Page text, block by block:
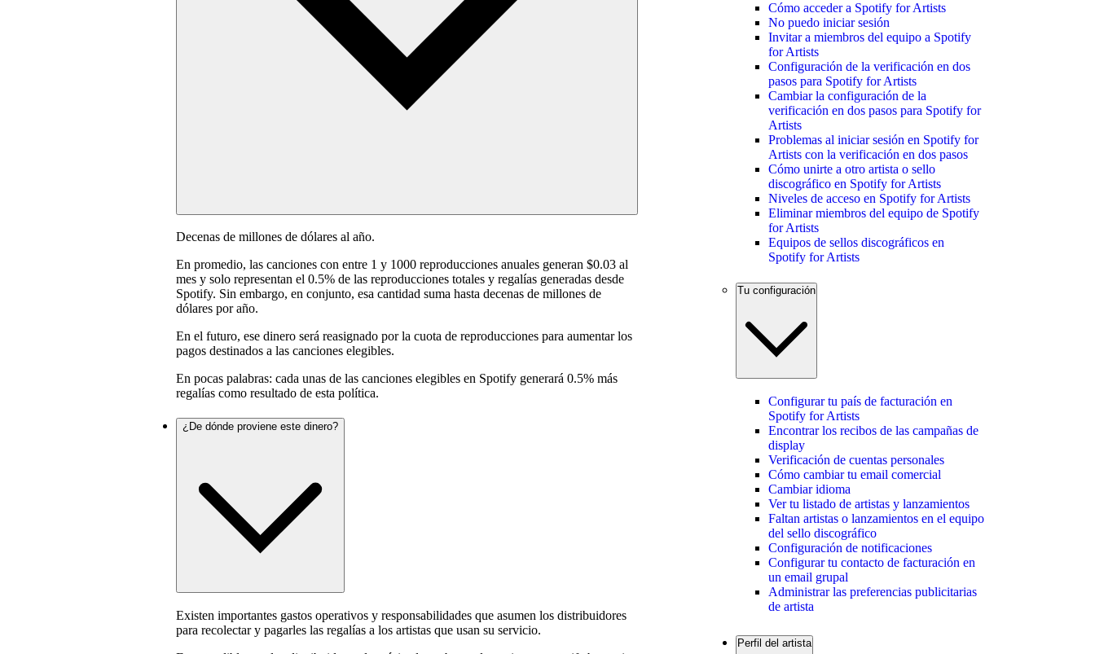
Decenas de millones de dólares al año.
En promedio, las canciones con entre 1 y 1000 reproducciones anuales generan $0.03 al
mes y solo representan el 0.5% de las reproducciones totales y regalías generadas desde
Spotify. Sin embargo, en conjunto, esa cantidad suma hasta decenas de millones de
dólares por año.
En el futuro, ese dinero será reasignado por la cuota de reproducciones para aumentar los
pagos destinados a las canciones elegibles.
En pocas palabras: cada unas de las canciones elegibles en Spotify generará 0.5% más
regalías como resultado de esta política.
¿De dónde proviene este dinero?
Existen importantes gastos operativos y responsabilidades que asumen los distribuidores
para recolectar y pagarles las regalías a los artistas que usan su servicio.
Cómo acceder a Spotify for Artists
No puedo iniciar sesión
Invitar a miembros del equipo a Spotify
for Artists
Configuración de la verificación en dos
pasos para Spotify for Artists
Cambiar la configuración de la
verificación en dos pasos para Spotify for
Artists
Problemas al iniciar sesión en Spotify for
Artists con la verificación en dos pasos
Cómo unirte a otro artista o sello
discográfico en Spotify for Artists
Niveles de acceso en Spotify for Artists
Eliminar miembros del equipo de Spotify
for Artists
Equipos de sellos discográficos en
Spotify for Artists
Tu configuración
Configurar tu país de facturación en
Spotify for Artists
Encontrar los recibos de las campañas de
display
Verificación de cuentas personales
Cómo cambiar tu email comercial
Cambiar idioma
Ver tu listado de artistas y lanzamientos
Faltan artistas o lanzamientos en el equipo
del sello discográfico
Configuración de notificaciones
Configurar tu contacto de facturación en
un email grupal
Administrar las preferencias publicitarias
de artista
Perfil del artista